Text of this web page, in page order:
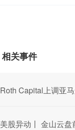
相关事件
Roth Capital上调亚
美股异动丨 金山云